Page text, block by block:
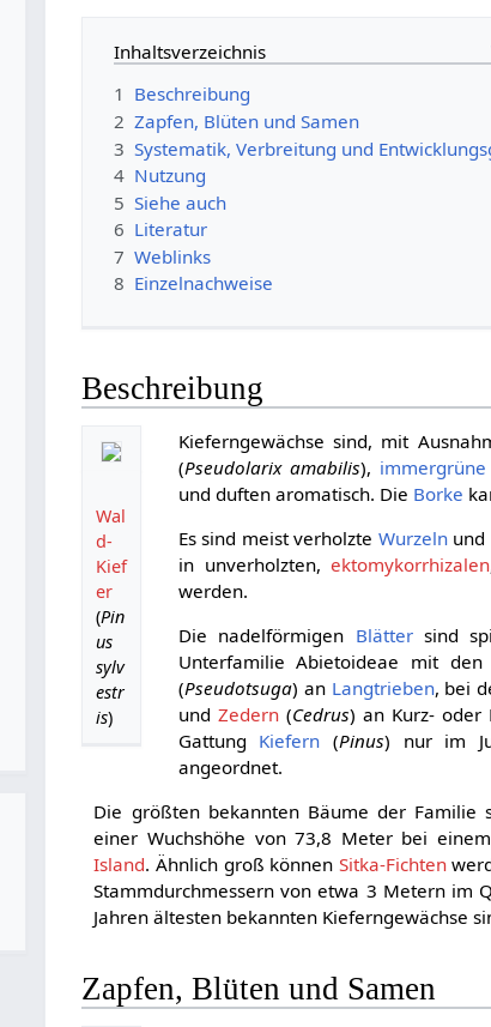
Inhaltsverzeichnis
1 Beschreibung
2 Zapfen, Blüten und Samen
3 Systematik, Verbreitung und
4 Nutzung
5 Siehe auch
6 Literatur
7 Weblinks
8 Einzelnachweise
Beschreibung
Wal
d-
Kief
er
(Pin
us
sylv
estr
is)
Kieferngewächse sind, mit
(Pseudolarix amabilis), immergrüne
und duften aromatisch. Die Borke
Es sind meist verholzte Wurzelnund
in unverholzten,ektomykorrhizalen
werden.
Die nadelförmigen Blättersind
Unterfamilie Abietoideae mit den
(Pseudotsuga) an Langtrieben, bei
und Zedern(Cedrus) an Kurz- oder
Gattung Kiefern (Pinus) nur im
angeordnet.
Die größten bekannten Bäume der Familie
einer Wuchshöhe von 73,8 Meter bei
Island. Ähnlich groß können Sitka-Fichten
Stammdurchmessern von etwa 3 Metern im
Jahren ältesten bekannten Kieferngewächse
Zapfen, Blüten und Samen